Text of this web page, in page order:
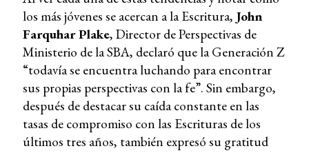
los más jóvenes se acercan a la Escritura, John
Farquhar Plake, Director de Perspectivas de
Ministerio de la SBA, declaró que la Generación Z
“todavía se encuentra luchando para encontrar
sus propias perspectivas con la fe”. Sin embargo,
después de destacar su caída constante en las
tasas de compromiso con las Escrituras de los
últimos tres años, también expresó su gratitud